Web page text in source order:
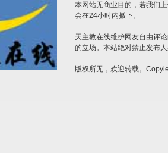
本网站无商业目的，若我们
会在24小时内撤下。
天主教在线维护网友自由评
的立场。本站绝对禁止发布
版权所无，欢迎转载。